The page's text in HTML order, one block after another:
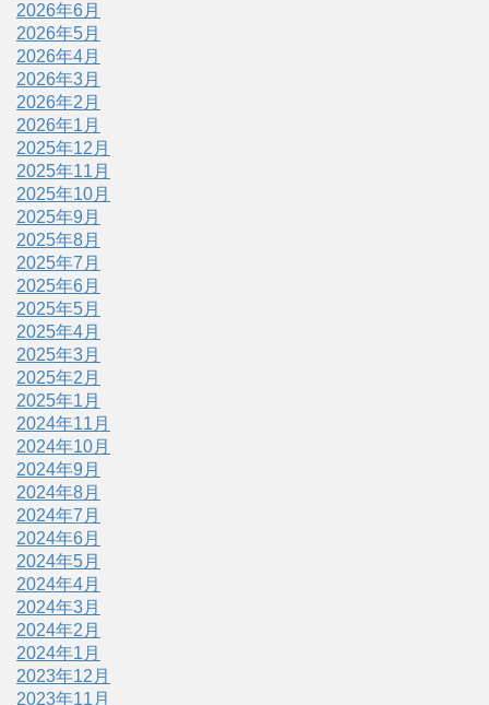
2026年6月
2026年5月
2026年4月
2026年3月
2026年2月
2026年1月
2025年12月
2025年11月
2025年10月
2025年9月
2025年8月
2025年7月
2025年6月
2025年5月
2025年4月
2025年3月
2025年2月
2025年1月
2024年11月
2024年10月
2024年9月
2024年8月
2024年7月
2024年6月
2024年5月
2024年4月
2024年3月
2024年2月
2024年1月
2023年12月
2023年11月